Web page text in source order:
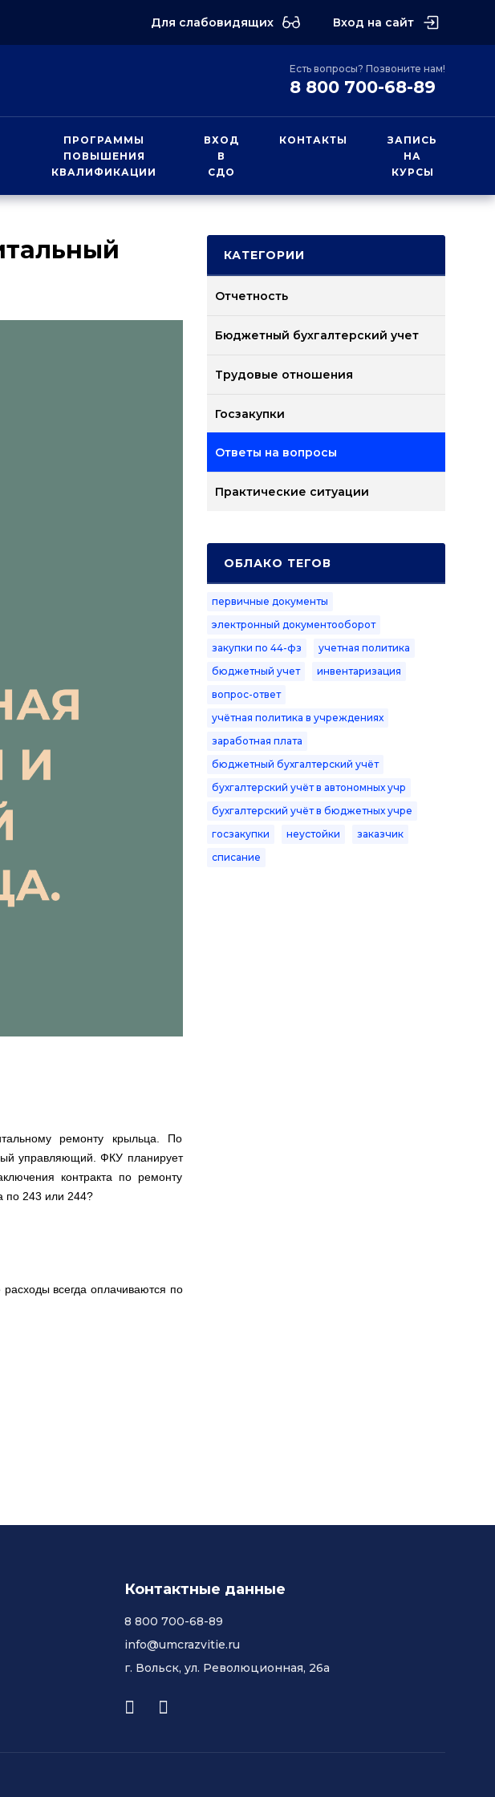
Вход на сайт
Для слабовидящих
Есть вопросы? Позвоните нам!
8 800 700-68-89
ПРОГРАММЫ
ПОВЫШЕНИЯ
КВАЛИФИКАЦИИ
ВХОД
В
СДО
КОНТАКТЫ
ЗАПИСЬ
НА
КУРСЫ
ремонту крыльца. По
управляющий. ФКУ планирует
контракта по ремонту
по 243 или 244?
всегда оплачиваются по
КАТЕГОРИИ
Отчетность
Бюджетный бухгалтерский учет
Трудовые отношения
Госзакупки
Ответы на вопросы
Практические ситуации
ОБЛАКО ТЕГОВ
первичные документы
электронный документооборот
закупки по 44-фз
учетная политика
бюджетный учет
инвентаризация
вопрос-ответ
учётная политика в учреждениях
заработная плата
бюджетный бухгалтерский учёт
бухгалтерский учёт в автономных учр
бухгалтерский учёт в бюджетных учре
госзакупки
неустойки
заказчик
списание
Контактные данные
8 800 700-68-89
info@umcrazvitie.ru
г. Вольск, ул. Революционная, 26а